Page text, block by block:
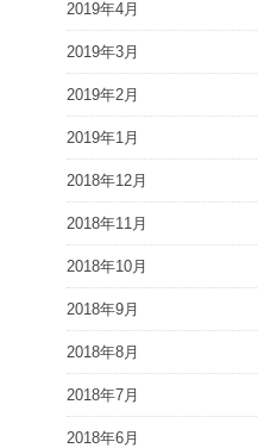
2019年4月
2019年3月
2019年2月
2019年1月
2018年12月
2018年11月
2018年10月
2018年9月
2018年8月
2018年7月
2018年6月